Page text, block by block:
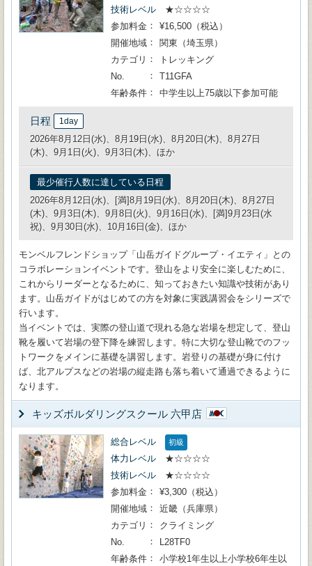
技術レベル
★☆☆☆☆
参加料金
¥16,500（税込）
開催地域
関東（埼玉県）
カテゴリ
トレッキング
No.
T11GFA
年齢条件
中学生以上75歳以下参加可能
日程 1day
2026年8月12日(水)、8月19日(水)、8月20日(木)、8月27日
(木)、9月1日(火)、9月3日(木)、ほか
最少催行人数に達している日程
2026年8月12日(水)、[満]8月19日(水)、8月20日(木)、8月27日
(木)、9月3日(木)、9月8日(火)、9月16日(水)、[満]9月23日(水
祝)、9月30日(水)、10月16日(金)、ほか
モンベルフレンドショップ「山岳ガイドグループ・イエティ」との
コラボレーションイベントです。登山をより安全に楽しむために、
これからリーダーとなるために、知っておきたい知識や技術があり
ます。山岳ガイドがはじめての方を対象に実践講習会をシリーズで
行います。
当イベントでは、実際の登山道で現れる急な岩場を想定して、登山
靴を履いて岩場の登下降を練習します。特に大切な登山靴でのフッ
トワークをメインに基礎を講習します。岩登りの基礎が身に付け
ば、北アルプスなどの岩場の縦走路も落ち着いて通過できるように
なります。
キッズボルダリングスクール 六甲店
総合レベル 初級
体力レベル
★☆☆☆☆
技術レベル
★☆☆☆☆
参加料金
¥3,300（税込）
開催地域
近畿（兵庫県）
カテゴリ
クライミング
No.
L28TF0
年齢条件
小学校1年生以上小学校6年生以